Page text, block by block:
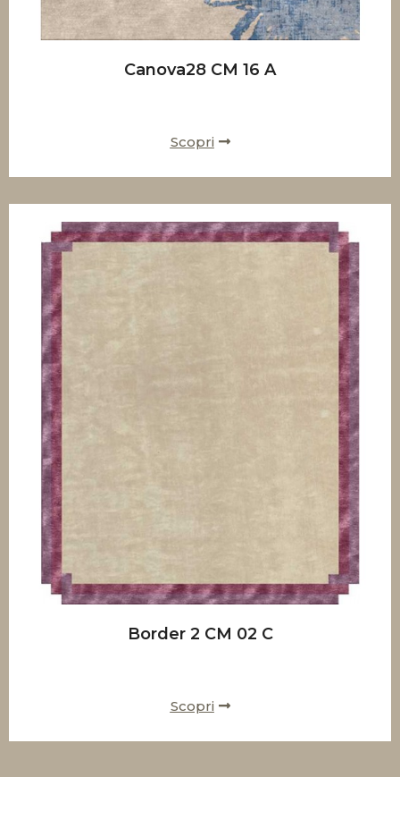
Canova28 CM 16 A
Scopri
Border 2 CM 02 C
Scopri